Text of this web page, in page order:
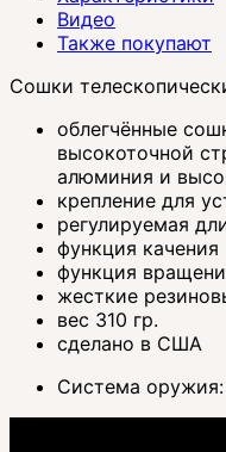
Видео
Также покупают
Сошки
облегчённые
высокоточной
алюминия и
крепление для
регулируемая
функция качения
функция
жесткие
вес 310 гр.
сделано в США
Система оружия: